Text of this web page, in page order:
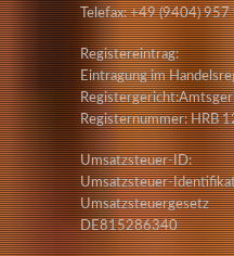
Telefax: +49 (9404)
Registereintrag:
Eintragung im
Registernummer: HRB
Umsatzsteuer-ID:
Umsatzsteuer-
Umsatzsteuergesetz
DE815286340